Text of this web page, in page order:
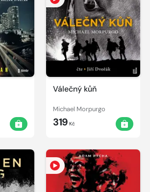
Válečný kůň
Michael Morpurgo
319 Kč